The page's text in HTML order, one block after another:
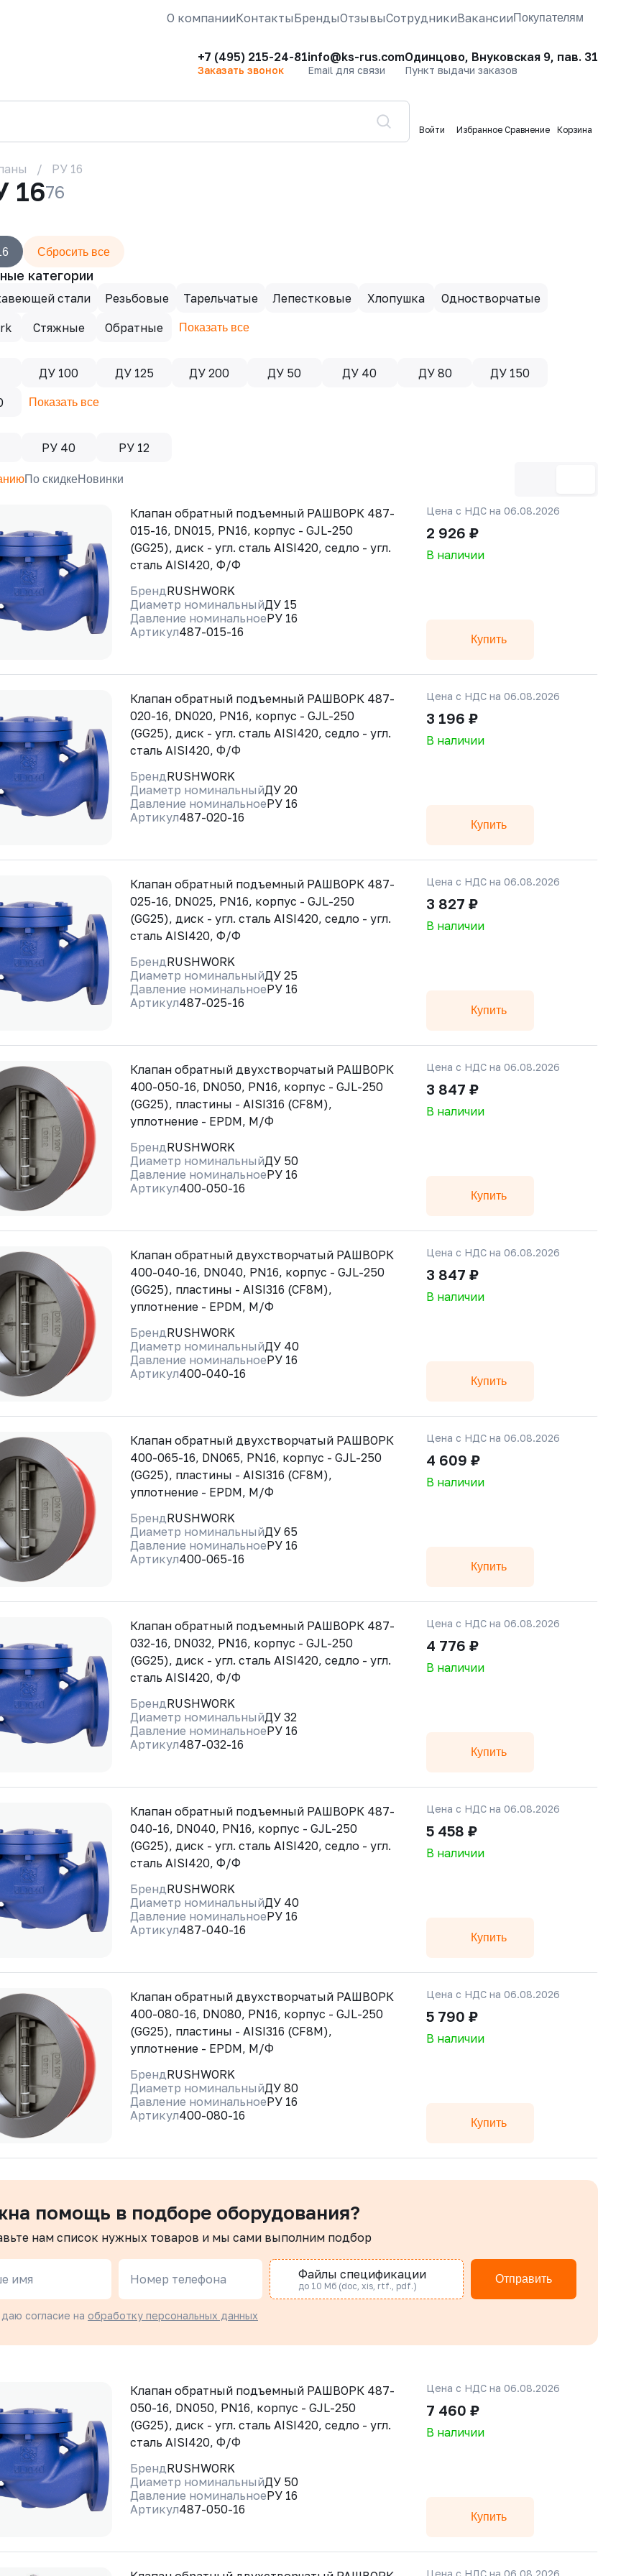
О компанииКонтактыБрендыОтзывыСотрудникиВакансииПокупателям
+7 (495) 215-24-81
Заказать звонок
info@ks-rus.com
Email для связи
Одинцово, Внуковская 9, пав. 31
Пункт выдачи заказов
Войти Избранное Сравнение Корзина
РУ 16
1676
Сбросить все
категории
стали Резьбовые Тарельчатые Лепестковые Хлопушка Одностворчатые
Стяжные Обратные Показать все
ДУ 100 ДУ 125 ДУ 200 ДУ 50 ДУ 40 ДУ 80 ДУ 150
Показать все
РУ 40 РУ 12
По скидкеНовинки
Клапан обратный подъемный РАШВОРК 487-
015-16, DN015, PN16, корпус - GJL-250
(GG25), диск - угл. сталь AISI420, седло - угл.
сталь AISI420, Ф/Ф
БрендRUSHWORK
Диаметр номинальныйДУ 15
Давление номинальноеРУ 16
Артикул487-015-16
Цена с НДС на 06.08.2026
2 926 ₽
В наличии
Купить
Клапан обратный подъемный РАШВОРК 487-
020-16, DN020, PN16, корпус - GJL-250
(GG25), диск - угл. сталь AISI420, седло - угл.
сталь AISI420, Ф/Ф
БрендRUSHWORK
Диаметр номинальныйДУ 20
Давление номинальноеРУ 16
Артикул487-020-16
Цена с НДС на 06.08.2026
3 196 ₽
В наличии
Купить
Клапан обратный подъемный РАШВОРК 487-
025-16, DN025, PN16, корпус - GJL-250
(GG25), диск - угл. сталь AISI420, седло - угл.
сталь AISI420, Ф/Ф
БрендRUSHWORK
Диаметр номинальныйДУ 25
Давление номинальноеРУ 16
Артикул487-025-16
Цена с НДС на 06.08.2026
3 827 ₽
В наличии
Купить
Клапан обратный двухстворчатый РАШВОРК
400-050-16, DN050, PN16, корпус - GJL-250
(GG25), пластины - AISI316 (CF8M),
уплотнение - EPDM, М/Ф
БрендRUSHWORK
Диаметр номинальныйДУ 50
Давление номинальноеРУ 16
Артикул400-050-16
Цена с НДС на 06.08.2026
3 847 ₽
В наличии
Купить
Клапан обратный двухстворчатый РАШВОРК
400-040-16, DN040, PN16, корпус - GJL-250
(GG25), пластины - AISI316 (CF8M),
уплотнение - EPDM, М/Ф
БрендRUSHWORK
Диаметр номинальныйДУ 40
Давление номинальноеРУ 16
Артикул400-040-16
Цена с НДС на 06.08.2026
3 847 ₽
В наличии
Купить
Клапан обратный двухстворчатый РАШВОРК
400-065-16, DN065, PN16, корпус - GJL-250
(GG25), пластины - AISI316 (CF8M),
уплотнение - EPDM, М/Ф
БрендRUSHWORK
Диаметр номинальныйДУ 65
Давление номинальноеРУ 16
Артикул400-065-16
Цена с НДС на 06.08.2026
4 609 ₽
В наличии
Купить
Клапан обратный подъемный РАШВОРК 487-
032-16, DN032, PN16, корпус - GJL-250
(GG25), диск - угл. сталь AISI420, седло - угл.
сталь AISI420, Ф/Ф
БрендRUSHWORK
Диаметр номинальныйДУ 32
Давление номинальноеРУ 16
Артикул487-032-16
Цена с НДС на 06.08.2026
4 776 ₽
В наличии
Купить
Клапан обратный подъемный РАШВОРК 487-
040-16, DN040, PN16, корпус - GJL-250
(GG25), диск - угл. сталь AISI420, седло - угл.
сталь AISI420, Ф/Ф
БрендRUSHWORK
Диаметр номинальныйДУ 40
Давление номинальноеРУ 16
Артикул487-040-16
Цена с НДС на 06.08.2026
5 458 ₽
В наличии
Купить
Клапан обратный двухстворчатый РАШВОРК
400-080-16, DN080, PN16, корпус - GJL-250
(GG25), пластины - AISI316 (CF8M),
уплотнение - EPDM, М/Ф
БрендRUSHWORK
Диаметр номинальныйДУ 80
Давление номинальноеРУ 16
Артикул400-080-16
Цена с НДС на 06.08.2026
5 790 ₽
В наличии
Купить
помощь в подборе оборудования?
нам список нужных товаров и мы сами выполним подбор
имя Номер телефона Файлы спецификации
до 10 Мб (doc, xis, rtf., pdf.)
Отправить
согласие на обработку персональных данных
Клапан обратный подъемный РАШВОРК 487-
050-16, DN050, PN16, корпус - GJL-250
(GG25), диск - угл. сталь AISI420, седло - угл.
сталь AISI420, Ф/Ф
БрендRUSHWORK
Диаметр номинальныйДУ 50
Давление номинальноеРУ 16
Артикул487-050-16
Цена с НДС на 06.08.2026
7 460 ₽
В наличии
Купить
Цена с НДС на 06.08.2026